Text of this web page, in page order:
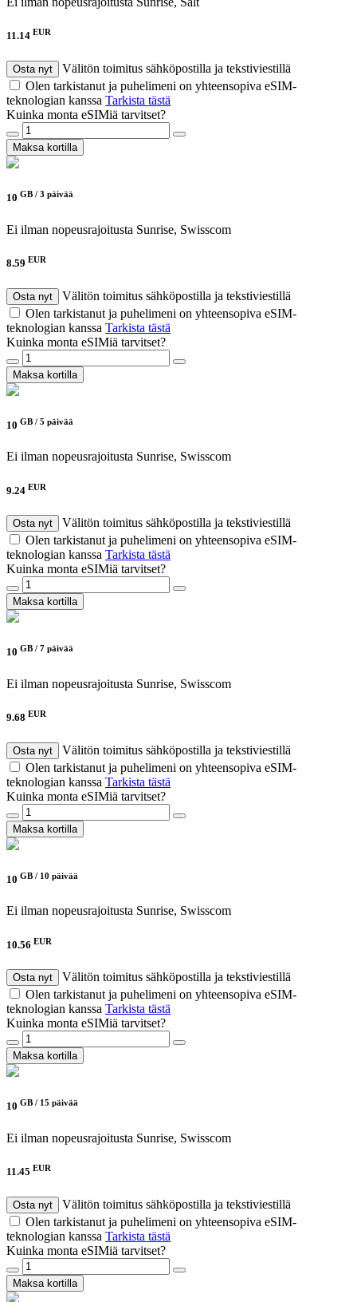
11.14 EUR
Osta nyt
Välitön toimitus sähköpostilla ja tekstiviestillä
Olen tarkistanut ja puhelimeni on yhteensopiva eSIM-
teknologian kanssa Tarkista tästä
Kuinka monta eSIMiä tarvitset?
Maksa kortilla
10 GB / 3 päivää
Ei ilman nopeusrajoitusta Sunrise, Swisscom
8.59 EUR
Osta nyt
Välitön toimitus sähköpostilla ja tekstiviestillä
Olen tarkistanut ja puhelimeni on yhteensopiva eSIM-
teknologian kanssa Tarkista tästä
Kuinka monta eSIMiä tarvitset?
Maksa kortilla
10 GB / 5 päivää
Ei ilman nopeusrajoitusta Sunrise, Swisscom
9.24 EUR
Osta nyt
Välitön toimitus sähköpostilla ja tekstiviestillä
Olen tarkistanut ja puhelimeni on yhteensopiva eSIM-
teknologian kanssa Tarkista tästä
Kuinka monta eSIMiä tarvitset?
Maksa kortilla
10 GB / 7 päivää
Ei ilman nopeusrajoitusta Sunrise, Swisscom
9.68 EUR
Osta nyt
Välitön toimitus sähköpostilla ja tekstiviestillä
Olen tarkistanut ja puhelimeni on yhteensopiva eSIM-
teknologian kanssa Tarkista tästä
Kuinka monta eSIMiä tarvitset?
Maksa kortilla
10 GB / 10 päivää
Ei ilman nopeusrajoitusta Sunrise, Swisscom
10.56 EUR
Osta nyt
Välitön toimitus sähköpostilla ja tekstiviestillä
Olen tarkistanut ja puhelimeni on yhteensopiva eSIM-
teknologian kanssa Tarkista tästä
Kuinka monta eSIMiä tarvitset?
Maksa kortilla
10 GB / 15 päivää
Ei ilman nopeusrajoitusta Sunrise, Swisscom
11.45 EUR
Osta nyt
Välitön toimitus sähköpostilla ja tekstiviestillä
Olen tarkistanut ja puhelimeni on yhteensopiva eSIM-
teknologian kanssa Tarkista tästä
Kuinka monta eSIMiä tarvitset?
Maksa kortilla